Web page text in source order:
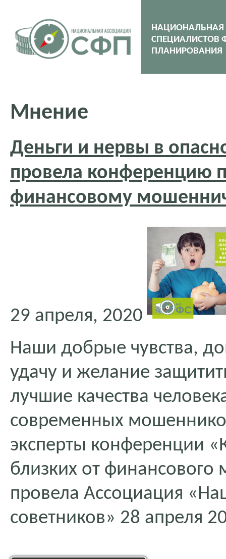
НАЦИОНАЛЬНАЯ
СПЕЦИАЛИСТОВ
ПЛАНИРОВАНИЯ
Мнение
Деньги и нервы в
провела конференцию
финансовому
29 апреля, 2020
Наши добрые чувства,
удачу и желание
лучшие качества
современных
эксперты конференции
близких от
провела Ассоциация
советников» 28 апреля